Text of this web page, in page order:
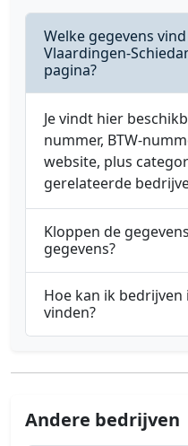
Welke gegevens
Vlaardingen-
pagina?
Je vindt hier
nummer, BTW-
website, plus
gerelateerde
Kloppen de
gegevens?
Hoe kan ik
vinden?
Andere bedrijven